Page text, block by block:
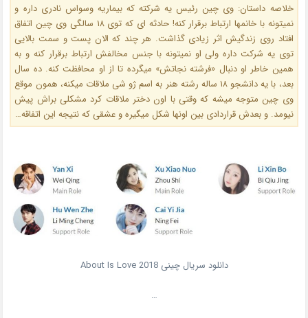
خلاصه داستان: وی چین رئیس یه شرکته که بیماریه وسواس نادری داره و
نمیتونه با خانمها ارتباط برقرار کنه! حادثه ای که توی ۱۸ سالگی وی چین اتفاق
افتاد روی زندگیش اثر زیادی گذاشت. هر چند که الان پست و سمت بالایی
توی یه شرکت داره ولی او نمیتونه با جنس مخالفش ارتباط برقرار کنه و به
همین خاطر او دنبال «فرشته نجاتش» میگرده تا از او محافظت کنه. ده سال
بعد، با یه دانشجو ۱۸ ساله رشته هنر به اسم ژو شی ملاقات میکنه، همون موقع
وی چین متوجه میشه که وقتی با اون دختر ملاقات کرد مشکلی براش پیش
نیومد. و بعدش قراردادی بین اونها شکل میگیره و عشقی که نتیجه این اتفاقه…
دانلود سریال چینی About Is Love 2018
…